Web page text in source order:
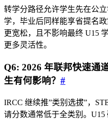
转学分路径允许学生先在公
学，毕业后同样能享省提名
更宽松，且不影响最终 U15
更多灵活性。
Q6: 2026 年联邦快速通
生有何影响？ #
IRCC 继续推”类别选拔”，
请分数通常低于全类别。